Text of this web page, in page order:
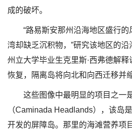
成的破坏。
“路易斯安那州沿海地区盛行
湾却缺乏沉积物，”研究该地区的
州立大学毕业生克里斯·西弗德解释
恢复，隔离岛将向北和向西迁移并
这些图像中最明显的项目之一
（Caminada Headlands），该岛
开发的屏障岛。那里的海滩营养项